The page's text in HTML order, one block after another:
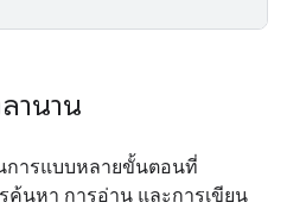
ลานาน
นการแบบหลายขั้นตอนที่
ค้นหา การอ่าน และการเขียน